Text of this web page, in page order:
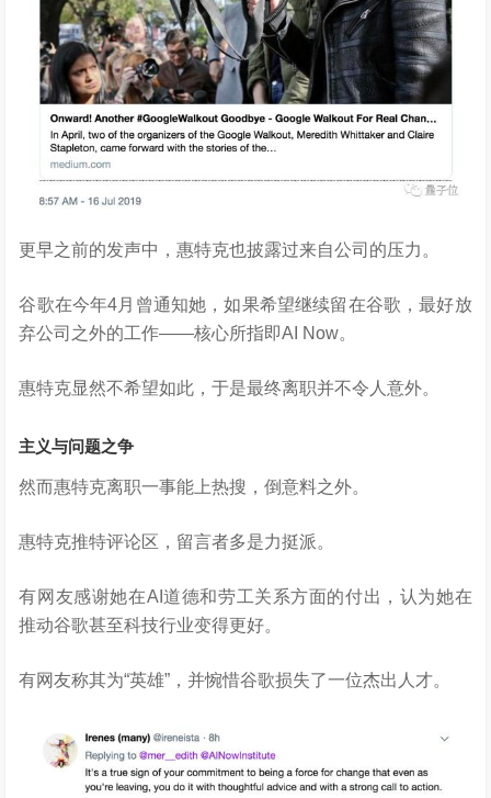
更早之前的发声中，惠特克也披露过来自公司的压力。
谷歌在今年4月曾通知她，如果希望继续留在谷歌，最好放
弃公司之外的工作——核心所指即AI Now。
惠特克显然不希望如此，于是最终离职并不令人意外。
主义与问题之争
然而惠特克离职一事能上热搜，倒意料之外。
惠特克推特评论区，留言者多是力挺派。
有网友感谢她在AI道德和劳工关系方面的付出，认为她在
推动谷歌甚至科技行业变得更好。
有网友称其为“英雄”，并惋惜谷歌损失了一位杰出人才。